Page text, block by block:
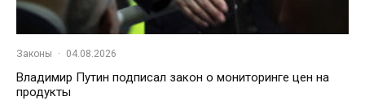
Законы · 04.08.2026
Владимир Путин подписал закон о мониторинге цен на
продукты